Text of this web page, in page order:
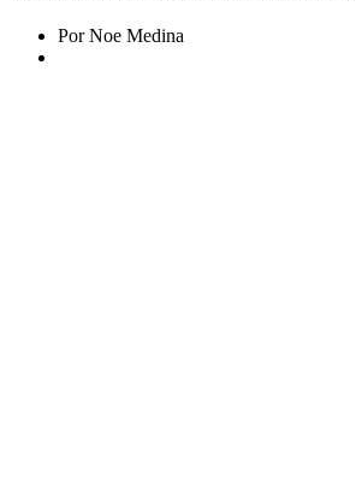
Por Noe Medina